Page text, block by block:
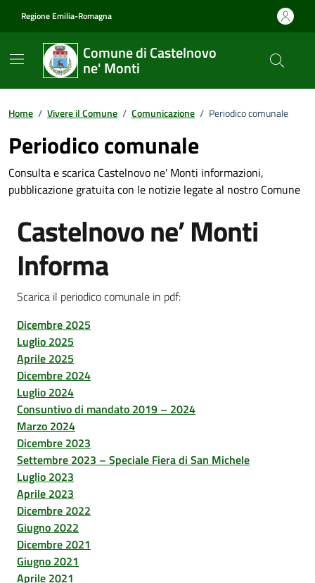
Regione Emilia-Romagna
Comune di Castelnovo
ne' Monti
Home / Vivere il Comune / Comunicazione / Periodico comunale
Periodico comunale
Consulta e scarica Castelnovo ne' Monti informazioni,
pubblicazione gratuita con le notizie legate al nostro Comune
Castelnovo ne’ Monti
Informa
Scarica il periodico comunale in pdf:
Dicembre 2025
Luglio 2025
Aprile 2025
Dicembre 2024
Luglio 2024
Consuntivo di mandato 2019 – 2024
Marzo 2024
Dicembre 2023
Settembre 2023 – Speciale Fiera di San Michele
Luglio 2023
Aprile 2023
Dicembre 2022
Giugno 2022
Dicembre 2021
Giugno 2021
Aprile 2021